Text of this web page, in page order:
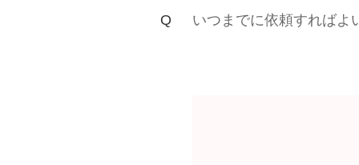
いつまでに依頼すればよ